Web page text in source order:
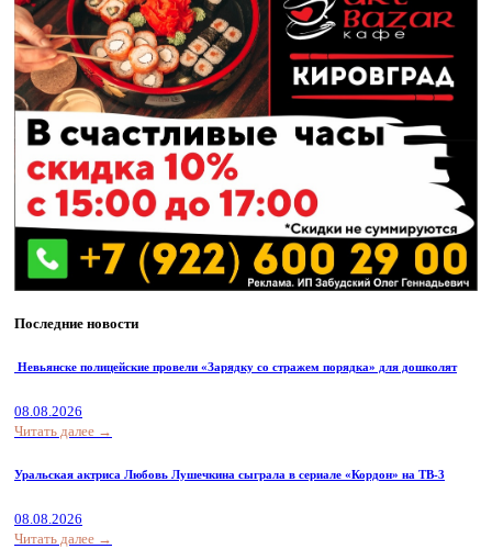
Последние новости
Невьянске полицейские провели «Зарядку со стражем порядка» для дошколят
08.08.2026
Читать далее →
Уральская актриса Любовь Лушечкина сыграла в сериале «Кордон» на ТВ-3
08.08.2026
Читать далее →